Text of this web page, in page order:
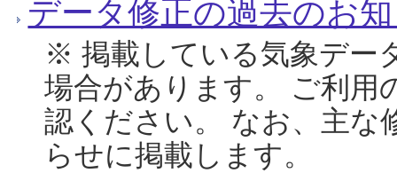
データ修正の過去のお
※ 掲載している気象デー
場合があります。 ご利用
認ください。 なお、主な
らせに掲載します。